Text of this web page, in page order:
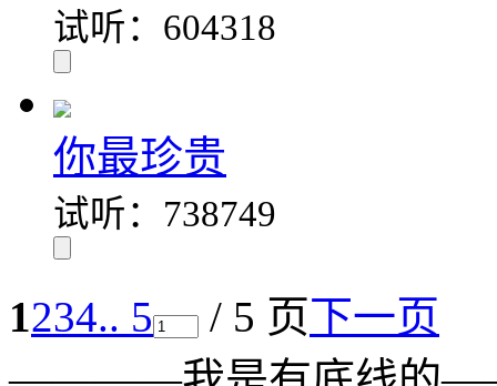
试听：604318
你最珍贵
试听：738749
1234.. 5 / 5 页下一页